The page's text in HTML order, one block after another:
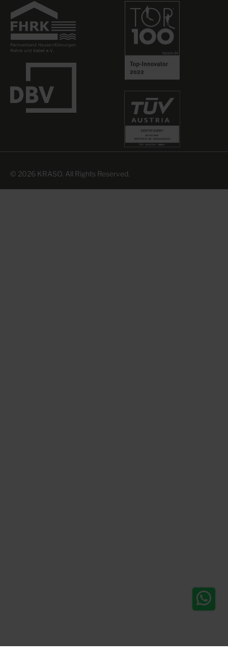
© 2026 KRASO. All Rights Reserved.